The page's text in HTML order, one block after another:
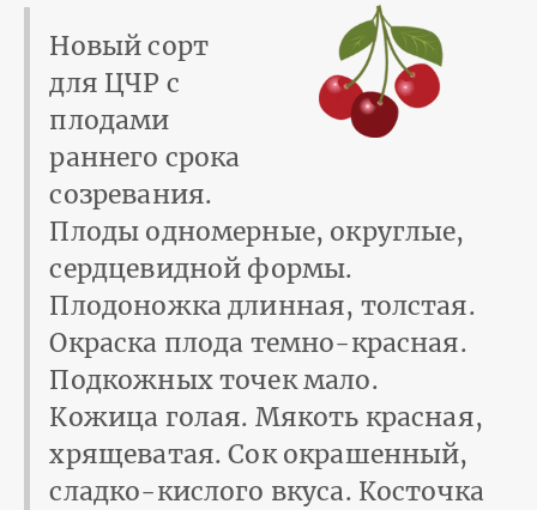
Новый сорт
для ЦЧР с
плодами
раннего срока
созревания.
Плоды одномерные, округлые,
сердцевидной формы.
Плодоножка длинная, толстая.
Окраска плода темно-красная.
Подкожных точек мало.
Кожица голая. Мякоть красная,
хрящеватая. Сок окрашенный,
сладко-кислого вкуса. Косточка